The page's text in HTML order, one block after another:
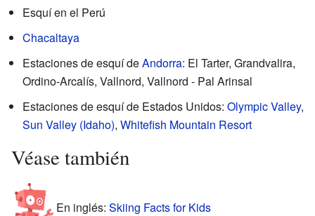
Esquí en el Perú
Chacaltaya
Estaciones de esquí deAndorra: El Tarter, Grandvalira,
Ordino-Arcalís, Vallnord, Vallnord - Pal Arinsal
Estaciones de esquí de Estados Unidos: Olympic Valley,
Sun Valley (Idaho), Whitefish Mountain Resort
Véase también
En inglés: Skiing Facts for Kids